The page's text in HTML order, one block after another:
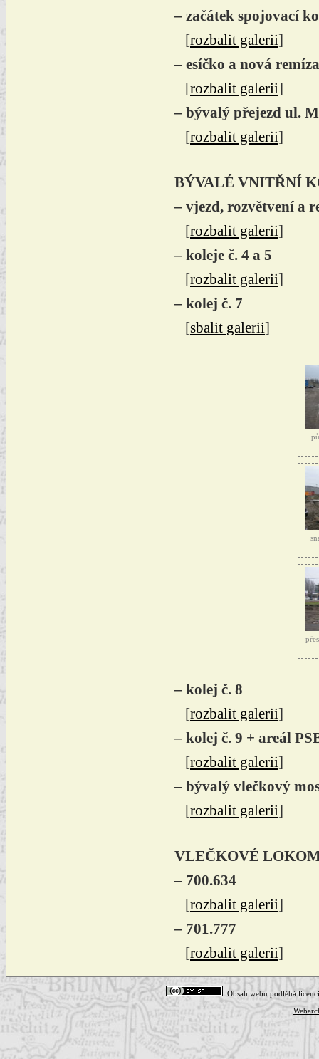
– začátek spojovací
[rozbalit galerii]
– esíčko a nová remíza
[rozbalit galerii]
– bývalý přejezd ul.
[rozbalit galerii]
BÝVALÉ VNITŘNÍ
– vjezd, rozvětvení a
[rozbalit galerii]
– koleje č. 4 a 5
[rozbalit galerii]
– kolej č. 7
[sbalit galerii]
– kolej č. 8
[rozbalit galerii]
– kolej č. 9 + areál
[rozbalit galerii]
– bývalý vlečkový
[rozbalit galerii]
VLEČKOVÉ
– 700.634
[rozbalit galerii]
– 701.777
[rozbalit galerii]
Obsah webu podléhá